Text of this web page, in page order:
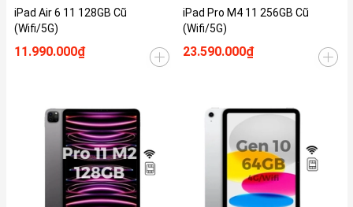
iPad Air 6 11 128GB Cũ
(Wifi/5G)
11.990.000₫
iPad Pro M4 11 256GB Cũ
(Wifi/5G)
23.590.000₫